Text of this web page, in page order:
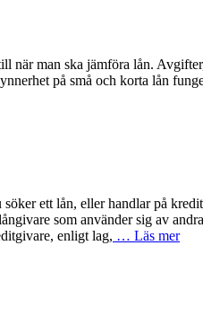
man ska jämföra lån.
på små och korta lån
ett lån, eller handlar på
som använder sig av
enligt lag, … Läs mer